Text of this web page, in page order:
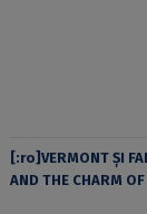
[:ro]VERMONT ȘI
AND THE CHARM